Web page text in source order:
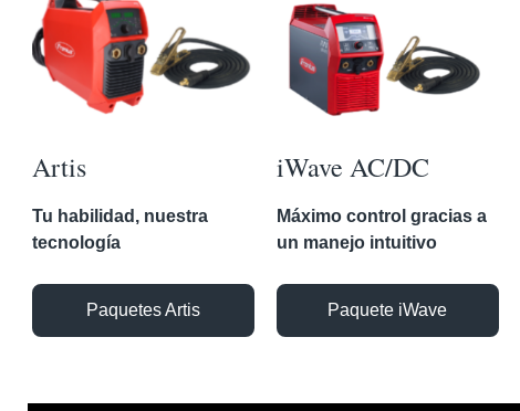
Artis
Tu habilidad, nuestra
tecnología
Paquetes Artis
iWave AC/DC
Máximo control gracias a
un manejo intuitivo
Paquete iWave